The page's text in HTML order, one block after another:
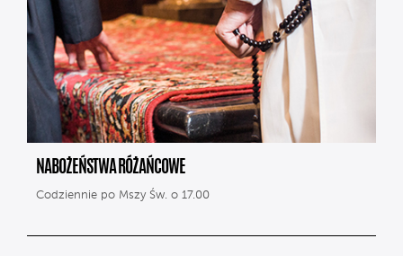
NABOŻEŃSTWA RÓŻAŃCOWE
Codziennie po Mszy Św. o 17.00